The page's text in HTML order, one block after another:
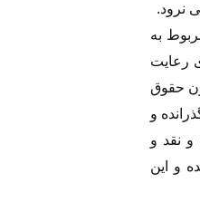
نرود.
عادی مربوط به
رعایت
حقوق
و
نقد و
و این